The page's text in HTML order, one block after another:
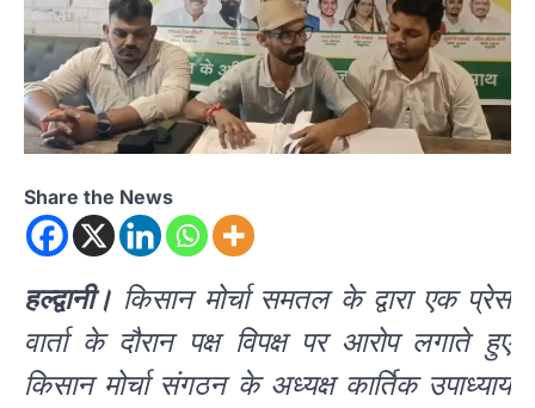
Share the News
हल्द्वानी। किसान मोर्चा समतल के द्वारा एक प्रेस
वार्ता के दौरान पक्ष विपक्ष पर आरोप लगाते हुए
किसान मोर्चा संगठन के अध्यक्ष कार्तिक उपाध्याय